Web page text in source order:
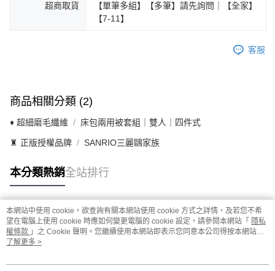
超商取貨
【單筆多組】【多筆】請先詢問｜【全家】
【7-11】
客服
商品相關分類 (2)
♦ 超細磨毛纖維 床包兩用被套組｜雙人｜四件式
♜ 正版授權品牌 SANRIO三麗鷗家族
本分類熱銷全站排行
熱門標籤
本網站中使用 cookie，欲查詢有關本網站使用 cookie 方式之詳情，及若您不希
望在電腦上使用 cookie 時應如何變更電腦的 cookie 設定，請參閱本網站「 隱私
權條款 」之 Cookie 聲明。您繼續使用本網站即表示您同意本公司得按本網站使
用條款之 Cookie 聲明使用 cookie。
了解更多 >